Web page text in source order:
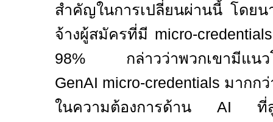
สำคัญในการเปลี่ยนผ่านนี้ โดย
จ้างผู้สมัครที่มี micro-
98% กล่าวว่าพวกเขามีแน
GenAI micro-credentials มากก
ในความต้องการด้าน AI ที่